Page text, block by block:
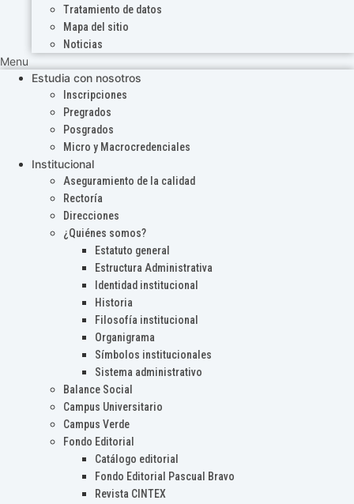
Tratamiento de datos
Mapa del sitio
Noticias
Menu
Estudia con nosotros
Inscripciones
Pregrados
Posgrados
Micro y Macrocredenciales
Institucional
Aseguramiento de la calidad
Rectoría
Direcciones
¿Quiénes somos?
Estatuto general
Estructura Administrativa
Identidad institucional
Historia
Filosofía institucional
Organigrama
Símbolos institucionales
Sistema administrativo
Balance Social
Campus Universitario
Campus Verde
Fondo Editorial
Catálogo editorial
Fondo Editorial Pascual Bravo
Revista CINTEX